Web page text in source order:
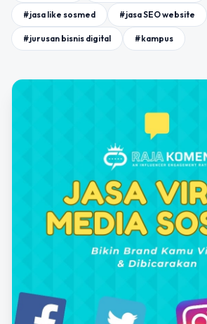
#jasa like sosmed #jasa SEO website
#jurusan bisnis digital #kampus